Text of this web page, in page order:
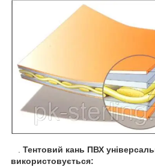
. Тентовий кань ПВХ
використовується: